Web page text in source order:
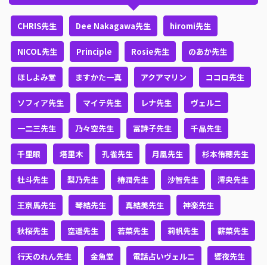
CHRIS先生 Dee Nakagawa先生 hiromi先生
NICOL先生 Principle Rosie先生 のあか先生
ほしよみ堂 ますかた一真 アクアマリン ココロ先生
ソフィア先生 マイテ先生 レナ先生 ヴェルニ
一二三先生 乃々空先生 冨詩子先生 千晶先生
千里眼 塔里木 孔雀先生 月凰先生 杉本侑穂先生
杜斗先生 梨乃先生 椿潤先生 沙智先生 澪央先生
王京馬先生 琴結先生 真結美先生 神楽先生
秋桜先生 空遥先生 若菜先生 莉帆先生 薪菜先生
行天のれん先生 金魚堂 電話占いヴェルニ 響夜先生